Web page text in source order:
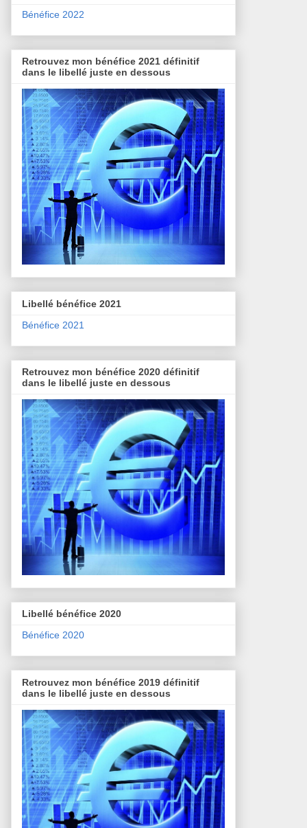
Bénéfice 2022
Retrouvez mon bénéfice 2021 définitif
dans le libellé juste en dessous
Libellé bénéfice 2021
Bénéfice 2021
Retrouvez mon bénéfice 2020 définitif
dans le libellé juste en dessous
Libellé bénéfice 2020
Bénéfice 2020
Retrouvez mon bénéfice 2019 définitif
dans le libellé juste en dessous